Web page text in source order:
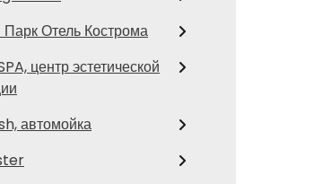
Парк Отель Кострома
центр эстетической
автомойка